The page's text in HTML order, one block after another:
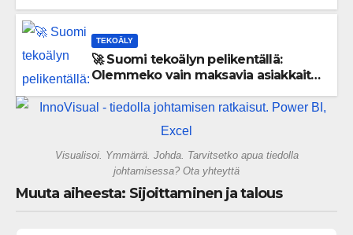
TEKOÄLY
🚀 Suomi tekoälyn pelikentällä:
Olemmeko vain maksavia asiakkaita
gigatehtaan?
Visualisoi. Ymmärrä. Johda. Tarvitsetko apua tiedolla
johtamisessa? Ota yhteyttä
Muuta aiheesta: Sijoittaminen ja talous